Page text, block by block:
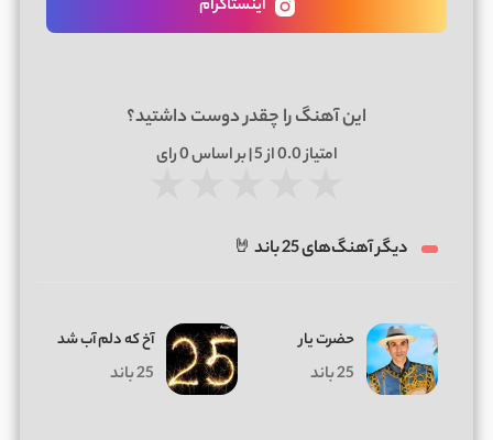
اینستاگرام
این آهنگ را چقدر دوست داشتید؟
امتیاز0.0از 5 | بر اساس 0رای
دیگر آهنگ‌های 25 باند 🤘
حضرت یار
25 باند
آخ که دلم آب شد
25 باند